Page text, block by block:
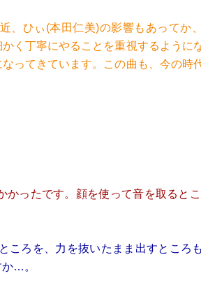
、ひぃ(本田仁美)の影響もあってか
く丁寧にやることを重視するように
ってきています。この曲も、今の時
ったです。顔を使って音を取ると
ろを、力を抜いたまま出すところ
…。